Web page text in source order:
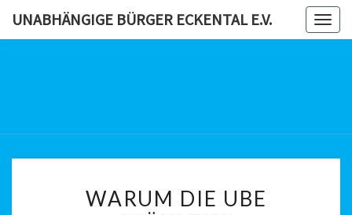
UNABHÄNGIGE BÜRGER ECKENTAL E.V.
DIE
WARUM DIE UBE